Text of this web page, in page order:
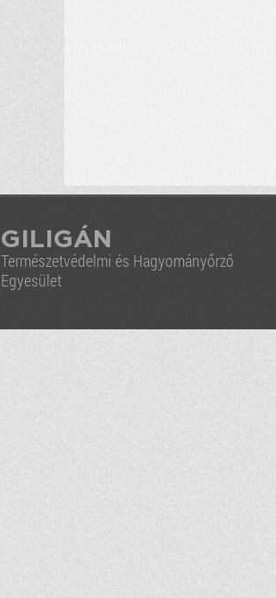
GILIGÁN
Természetvédelmi és Hagyományőrző
Egyesület